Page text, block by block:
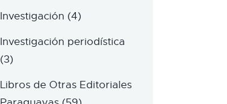
Investigación (4)
Investigación periodística
(3)
Libros de Otras Editoriales